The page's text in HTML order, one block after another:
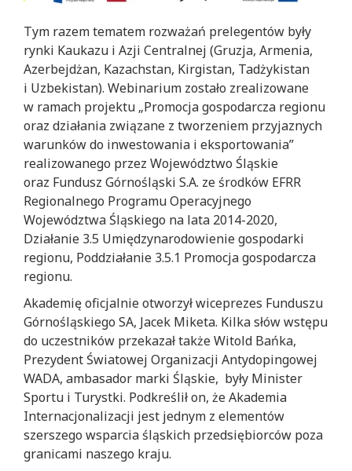
Tym razem tematem rozważań prelegentów były
rynki Kaukazu i Azji Centralnej (Gruzja, Armenia,
Azerbejdżan, Kazachstan, Kirgistan, Tadżykistan
i Uzbekistan). Webinarium zostało zrealizowane
w ramach projektu „Promocja gospodarcza regionu
oraz działania związane z tworzeniem przyjaznych
warunków do inwestowania i eksportowania”
realizowanego przez Województwo Śląskie
oraz Fundusz Górnośląski S.A. ze środków EFRR
Regionalnego Programu Operacyjnego
Województwa Śląskiego na lata 2014-2020,
Działanie 3.5 Umiędzynarodowienie gospodarki
regionu, Poddziałanie 3.5.1 Promocja gospodarcza
regionu.
Akademię oficjalnie otworzył wiceprezes Funduszu
Górnośląskiego SA, Jacek Miketa. Kilka słów wstępu
do uczestników przekazał także Witold Bańka,
Prezydent Światowej Organizacji Antydopingowej
WADA, ambasador marki Śląskie, były Minister
Sportu i Turystki. Podkreślił on, że Akademia
Internacjonalizacji jest jednym z elementów
szerszego wsparcia śląskich przedsiębiorców poza
granicami naszego kraju.